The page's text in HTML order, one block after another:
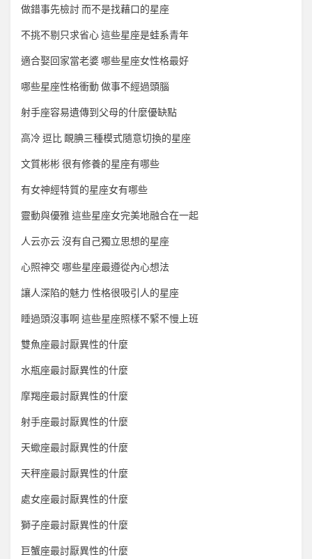
做錯事先檢討 而不是找藉口的星座
不挑不剔只求省心 這些星座是蛙系青年
適合娶回家當老婆 哪些星座女性格最好
哪些星座性格衝動 做事不經過頭腦
射手座容易遺傳到父母的什麼優缺點
高冷 逗比 靦腆三種模式隨意切換的星座
文質彬彬 很有修養的星座有哪些
有女神經特質的星座女有哪些
靈動與優雅 這些星座女完美地融合在一起
人云亦云 沒有自己獨立思想的星座
心照神交 哪些星座最遵從內心想法
讓人深陷的魅力 性格很吸引人的星座
睡過頭沒事啊 這些星座照樣不緊不慢上班
雙魚座最討厭異性的什麼
水瓶座最討厭異性的什麼
摩羯座最討厭異性的什麼
射手座最討厭異性的什麼
天蠍座最討厭異性的什麼
天秤座最討厭異性的什麼
處女座最討厭異性的什麼
獅子座最討厭異性的什麼
巨蟹座最討厭異性的什麼